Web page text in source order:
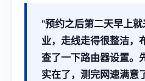
"预约之后第二天早上
业，走线走得很整洁，
查了一下路由器设置。
实在了，测完网速满意